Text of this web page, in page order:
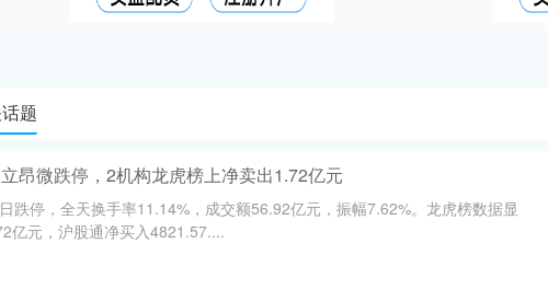
题
昂微跌停，2机构龙虎榜上净卖出1.72亿元
跌停，全天换手率11.14%，成交额56.92亿元，振幅7.62%。龙虎榜数据显
亿元，沪股通净买入4821.57....